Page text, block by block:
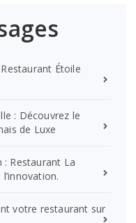
Étoile
: Découvrez le
de Luxe
: Restaurant La
votre restaurant sur